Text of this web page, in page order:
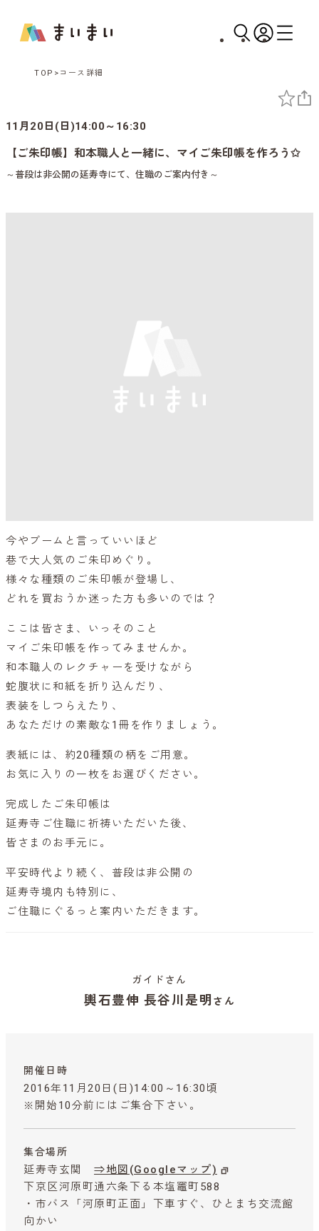
TOP コース詳細
11月20日(日)14:00～16:30
【ご朱印帳】和本職人と一緒に、マイご朱印帳を作ろう✩
～普段は非公開の延寿寺にて、住職のご案内付き～
今やブームと言っていいほど
巷で大人気のご朱印めぐり。
様々な種類のご朱印帳が登場し、
どれを買おうか迷った方も多いのでは？
ここは皆さま、いっそのこと
マイご朱印帳を作ってみませんか。
和本職人のレクチャーを受けながら
蛇腹状に和紙を折り込んだり、
表装をしつらえたり、
あなただけの素敵な1冊を作りましょう。
表紙には、約20種類の柄をご用意。
お気に入りの一枚をお選びください。
完成したご朱印帳は
延寿寺ご住職に祈祷いただいた後、
皆さまのお手元に。
平安時代より続く、普段は非公開の
延寿寺境内も特別に、
ご住職にぐるっと案内いただきます。
ガイドさん
輿石豊伸 長谷川是明 さん
開催日時
2016年11月20日(日)14:00～16:30頃
※開始10分前にはご集合下さい。
集合場所
延寿寺玄関 ⇒地図(Googleマップ)
下京区河原町通六条下る本塩竈町588
・市バス「河原町正面」下車すぐ、ひとまち交流館
向かい